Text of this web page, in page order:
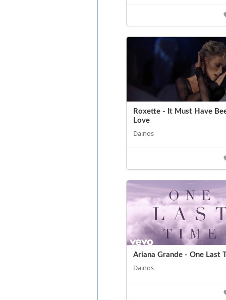
Roxette - It Must Have
Love
Dainos
Ariana Grande - One Last
Dainos